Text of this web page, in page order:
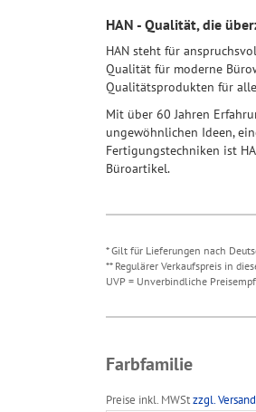
HAN - Qualität, die
HAN steht für
Qualität für moderne
Qualitätsprodukten für
Mit über 60 Jahren
ungewöhnlichen Ideen,
Fertigungstechniken ist
Büroartikel.
* Gilt für Lieferungen nach
** Regulärer Verkaufspreis in
UVP = Unverbindliche
Farbfamilie
Preise inkl. MWStzzgl. Versand